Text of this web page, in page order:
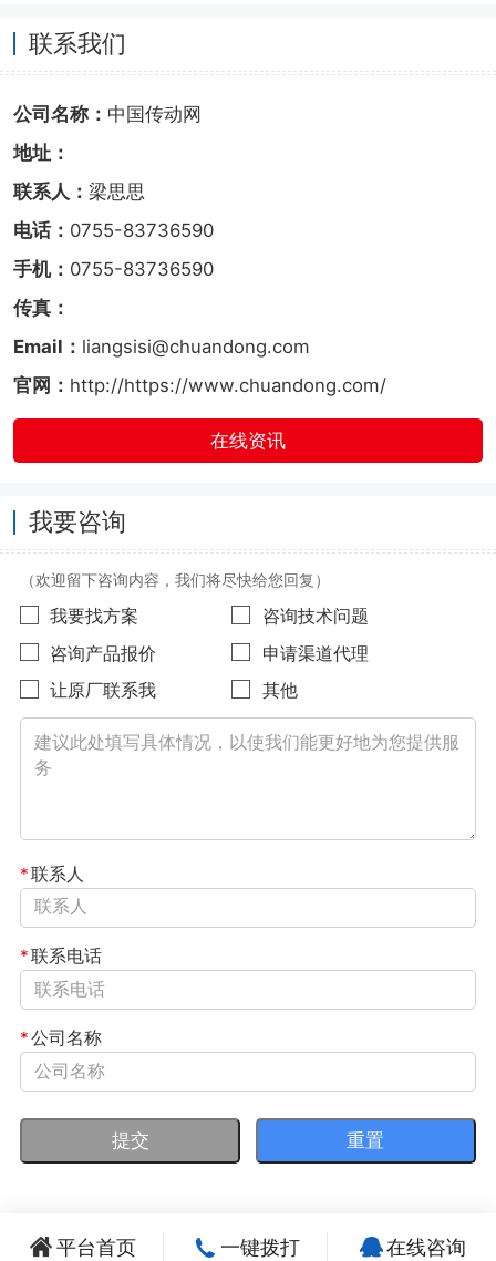
联系我们
公司名称： 中国传动网
地址：
联系人： 梁思思
电话： 0755-83736590
手机： 0755-83736590
传真：
Email： liangsisi@chuandong.com
官网： http://https://www.chuandong.com/
在线资讯
我要咨询
（欢迎留下咨询内容，我们将尽快给您回复）
我要找方案
咨询技术问题
咨询产品报价
申请渠道代理
让原厂联系我
其他
*联系人
*联系电话
*公司名称
平台首页 一键拨打 在线咨询